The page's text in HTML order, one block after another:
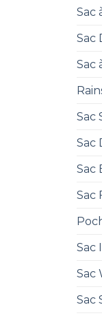
Sac
Sac
Sac
Sac
Sac
Sac
Sac
Sac
Sac
Sac